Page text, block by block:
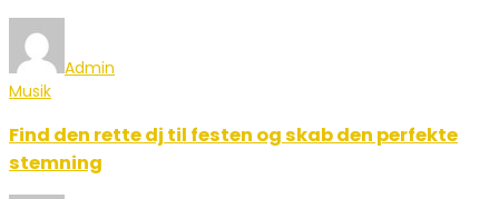
Admin
Musik
Find den rette dj til festen og skab den perfekte
stemning